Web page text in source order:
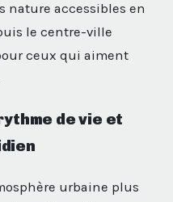
nature accessibles en
le centre-ville
ceux qui aiment
de vie et
urbaine plus